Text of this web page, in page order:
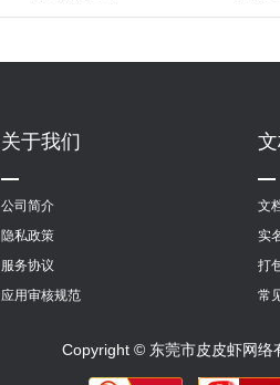
关于我们
公司简介
隐私政策
服务协议
应用审核规范
文
实
打
常
Copyright © 东莞市皮皮虾网络